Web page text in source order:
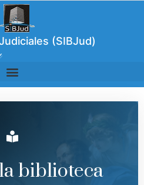
(SIBJud)
biblioteca